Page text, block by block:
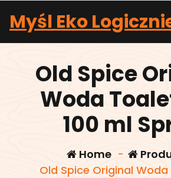
content
Myśl Eko
Old Spice
Woda
100 ml
Home-
Old Spice Original